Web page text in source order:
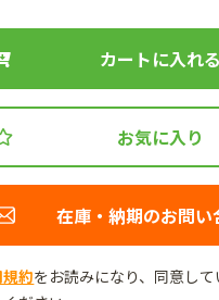
カートに入れる
お気に入り
在庫・納期のお問い
約をお読みになり、同意し